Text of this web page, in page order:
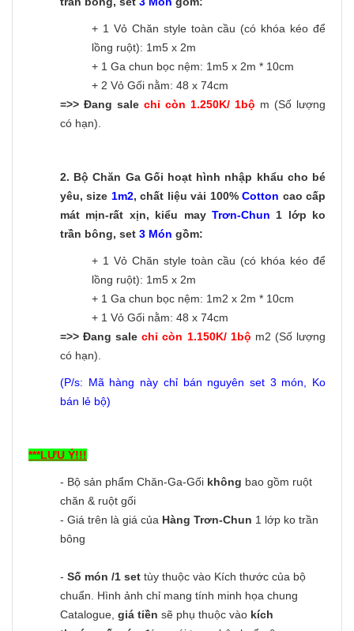
+ 1 Vỏ Chăn style toàn cầu (có khóa kéo để
lồng ruột): 1m5 x 2m
+ 1 Ga chun bọc nệm: 1m5 x 2m * 10cm
+ 2 Vỏ Gối nằm: 48 x 74cm
=>> Đang sale chỉ còn 1.250K/ 1bộ m (Số lượng
có hạn).
2. Bộ Chăn Ga Gối hoạt hình nhập khẩu cho bé
yêu, size 1m2, chất liệu vải 100%Cotton cao cấp
mát mịn-rất xịn, kiểu may Trơn-Chun 1 lớp ko
trần bông, set 3 Món gồm:
+ 1 Vỏ Chăn style toàn cầu (có khóa kéo để
lồng ruột): 1m5 x 2m
+ 1 Ga chun bọc nệm: 1m2 x 2m * 10cm
+ 1 Vỏ Gối nằm: 48 x 74cm
=>> Đang salechỉ còn 1.150K/ 1bộ m2 (Số lượng
có hạn).
(P/s: Mã hàng này chỉ bán nguyên set 3 món, Ko
bán lẻ bộ)
***LƯU Ý!!!
- Bộ sản phẩm Chăn-Ga-Gối không bao gồm ruột
chăn & ruột gối
- Giá trên là giá của Hàng Trơn-Chun 1 lớp ko trần
bông
- Số món /1 set tùy thuộc vào Kích thước của bộ
chuẩn. Hình ảnh chỉ mang tính minh họa chung
Catalogue, giá tiền sẽ phụ thuộc vào kích